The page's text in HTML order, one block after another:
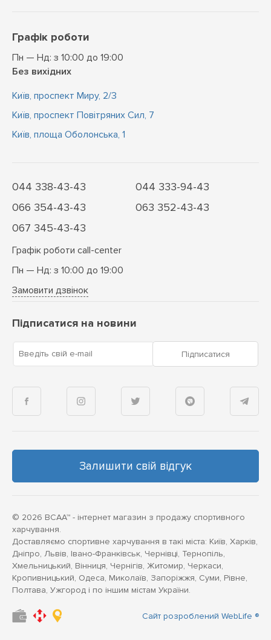
Графік роботи
Пн — Нд: з 10:00 до 19:00
Без вихідних
Київ, проспект Миру, 2/3
Київ, проспект Повітряних Сил, 7
Київ, площа Оболонська, 1
044 338-43-43
044 333-94-43
066 354-43-43
063 352-43-43
067 345-43-43
Графік роботи call-center
Пн — Нд: з 10:00 до 19:00
Замовити дзвінок
Підписатися на новини
Введіть свій e-mail Підписатися
Залишити свій відгук
© 2026 BCAA™ - інтернет магазин з продажу спортивного
харчування.
Доставляємо спортивне харчування в такі міста: Київ, Харків,
Дніпро, Львів, Івано-Франківськ, Чернівці, Тернопіль,
Хмельницький, Вінниця, Чернігів, Житомир, Черкаси,
Кропивницький, Одеса, Миколаїв, Запоріжжя, Суми, Рівне,
Полтава, Ужгород і по іншим містам України.
Сайт розроблений WebLife ®